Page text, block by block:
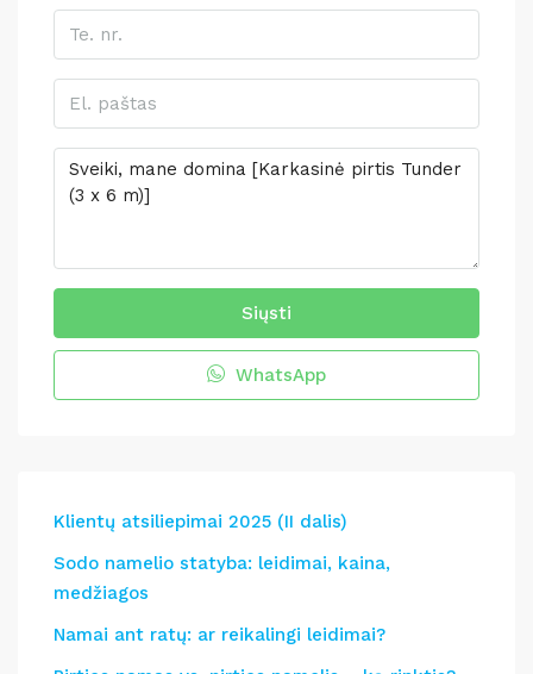
Siųsti
WhatsApp
Klientų atsiliepimai 2025 (II dalis)
Sodo namelio statyba: leidimai, kaina,
medžiagos
Namai ant ratų: ar reikalingi leidimai?